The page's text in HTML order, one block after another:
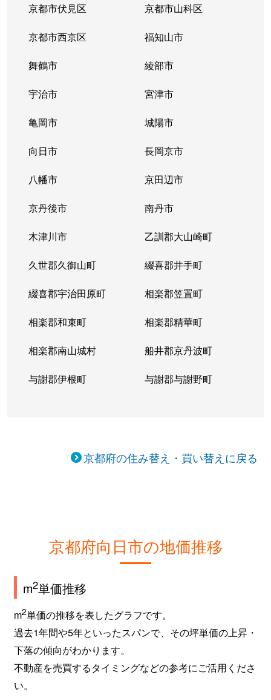
京都市伏見区 京都市山科区
京都市西京区 福知山市
舞鶴市 綾部市
宇治市 宮津市
亀岡市 城陽市
向日市 長岡京市
八幡市 京田辺市
京丹後市 南丹市
木津川市 乙訓郡大山崎町
久世郡久御山町 綴喜郡井手町
綴喜郡宇治田原町 相楽郡笠置町
相楽郡和束町 相楽郡精華町
相楽郡南山城村 船井郡京丹波町
与謝郡伊根町 与謝郡与謝野町
京都府の住み替え・買い替えに戻る
京都府向日市の地価推移
m2単価推移
m2単価の推移を表したグラフです。
過去1年間や5年といったスパンで、その坪単価の上昇・
下落の傾向がわかります。
不動産を売買するタイミングなどの参考にご活用くださ
い。